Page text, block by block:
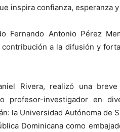
inspira confianza, esperanza
Fernando Antonio Pérez
a la difusión y
Rivera, realizó una
profesor-investigador en
la Universidad Autónoma de
Dominicana como